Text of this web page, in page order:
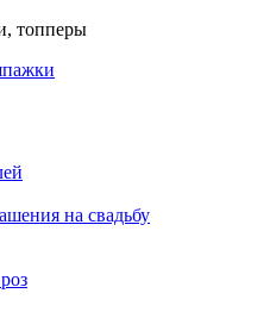
топперы
на свадьбу